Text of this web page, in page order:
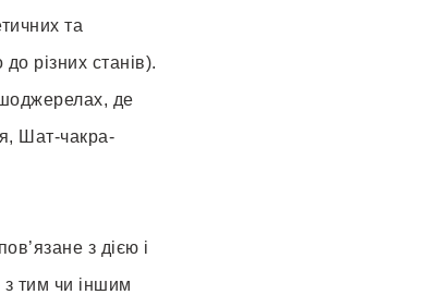
та
різних станів).
де
Шат-чакра-
з дією і
тим чи іншим